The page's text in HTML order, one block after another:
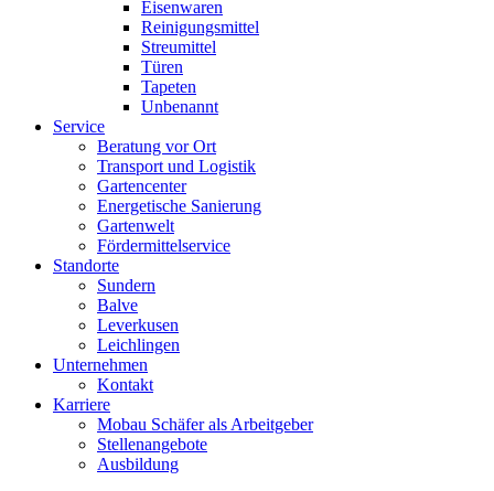
Eisenwaren
Reinigungsmittel
Streumittel
Türen
Tapeten
Unbenannt
Service
Beratung vor Ort
Transport und Logistik
Gartencenter
Energetische Sanierung
Gartenwelt
Fördermittelservice
Standorte
Sundern
Balve
Leverkusen
Leichlingen
Unternehmen
Kontakt
Karriere
Mobau Schäfer als Arbeitgeber
Stellenangebote
Ausbildung